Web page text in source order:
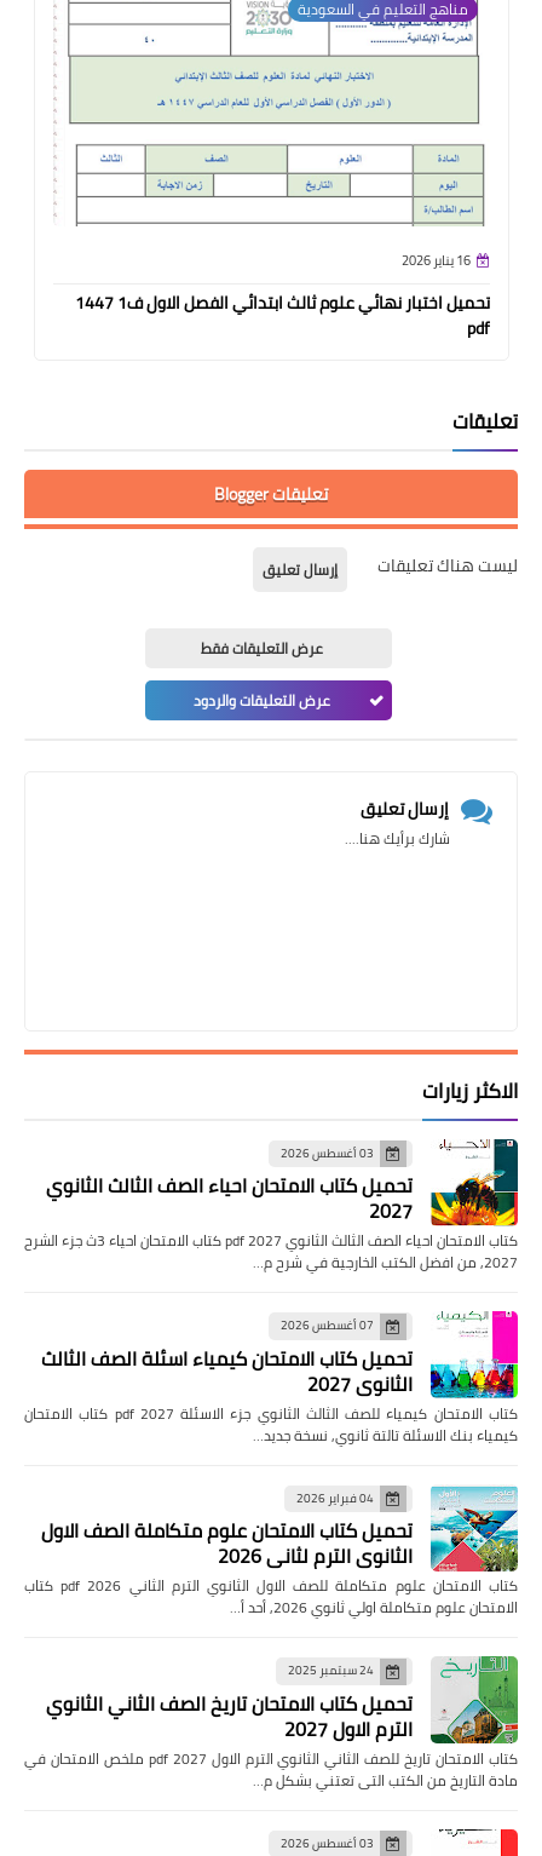
مناهج التعليم في السعودية
16 يناير 2026
تحميل اختبار نهائي علوم ثالث ابتدائي الفصل الاول ف1 1447
pdf
تعليقات
تعليقات Blogger
ليست هناك تعليقات إرسال تعليق
عرض التعليقات فقط
عرض التعليقات والردود
إرسال تعليق
شارك برأيك هنا....
الاكثر زيارات
03 أغسطس 2026
تحميل كتاب الامتحان احياء الصف الثالث الثانوي
2027
كتاب الامتحان احياء الصف الثالث الثانوي pdf 2027 كتاب الامتحان احياء 3ث جزء الشرح
2027, من افضل الكتب الخارجية في شرح م…
07 أغسطس 2026
تحميل كتاب الامتحان كيمياء اسئلة الصف الثالث
الثانوي 2027
كتاب الامتحان كيمياء للصف الثالث الثانوي جزء الاسئلة pdf 2027 كتاب الامتحان
كيمياء بنك الاسئلة تالتة ثانوي, نسخة جديد…
04 فبراير 2026
تحميل كتاب الامتحان علوم متكاملة الصف الاول
الثانوي الترم لثاني 2026
كتاب الامتحان علوم متكاملة للصف الاول الثانوي الترم الثاني pdf 2026 كتاب
الامتحان علوم متكاملة اولي ثانوي 2026, أحد أ…
24 سبتمبر 2025
تحميل كتاب الامتحان تاريخ الصف الثاني الثانوي
الترم الاول 2027
كتاب الامتحان تاريخ للصف الثاني الثانوي الترم الاول pdf 2027 ملخص الامتحان في
مادة التاريخ من الكتب التى تعتني بشكل م…
03 أغسطس 2026